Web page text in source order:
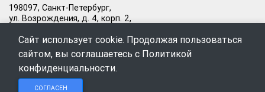
198097, Санкт-Петербург,
ул. Возрождения, д. 4, корп. 2,
Режим работы офиса:
Пн–Пт: 09:00–18:00
+7 (812) 309-98-44
Сайт использует cookie. Продолжая пользоваться
сайтом, вы соглашаетесь с Политикой
конфиденциальности.
СОГЛАСЕН